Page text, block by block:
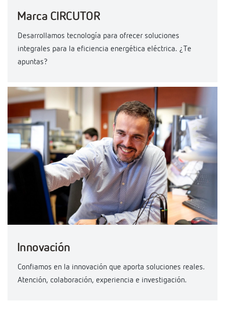
Marca CIRCUTOR
Desarrollamos tecnología para ofrecer soluciones
integrales para la eficiencia energética eléctrica. ¿Te
apuntas?
Innovación
Confiamos en la innovación que aporta soluciones reales.
Atención, colaboración, experiencia e investigación.